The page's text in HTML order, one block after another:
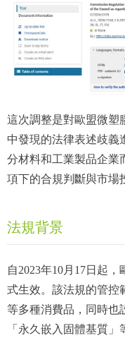
這次調整是對歐盟微塑
中發現的法律表述歧義
分材料和工業製品企業
項下的合規判斷與市場
法規背景
自2023年10月17日起
式生效。該法規的管控
等多種消費品，同時也
「永久嵌入固體基質」